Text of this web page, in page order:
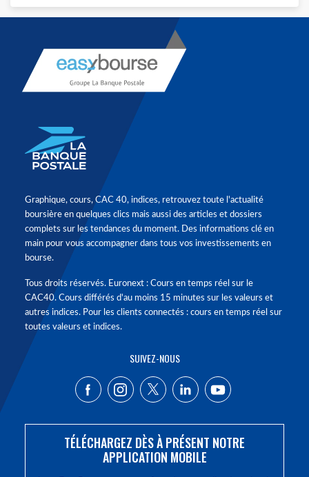
Graphique, cours, CAC 40, indices, retrouvez toute l'actualité
boursière en quelques clics mais aussi des articles et dossiers
complets sur les tendances du moment. Des informations clé en
main pour vous accompagner dans tous vos investissements en
bourse.
Tous droits réservés. Euronext : Cours en temps réel sur le
CAC40. Cours différés d'au moins 15 minutes sur les valeurs et
autres indices. Pour les clients connectés : cours en temps réel sur
toutes valeurs et indices.
SUIVEZ-NOUS
TÉLÉCHARGEZ DÈS À PRÉSENT NOTRE
APPLICATION MOBILE